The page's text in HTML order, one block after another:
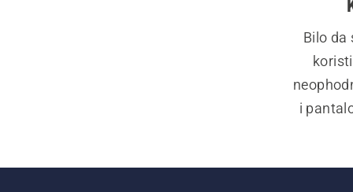
Bilo da
i